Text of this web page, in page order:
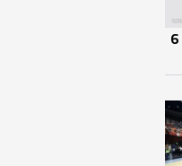
تقرير شام الاقتصادي | 6